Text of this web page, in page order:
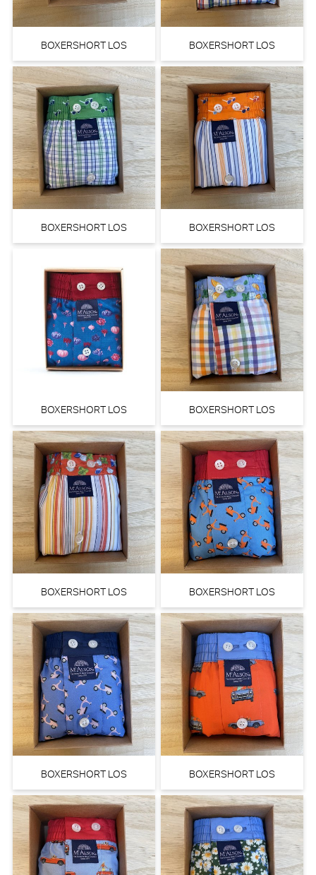
BOXERSHORT LOS BOXERSHORT LOS
BOXERSHORT LOS BOXERSHORT LOS
BOXERSHORT LOS BOXERSHORT LOS
BOXERSHORT LOS BOXERSHORT LOS
BOXERSHORT LOS BOXERSHORT LOS